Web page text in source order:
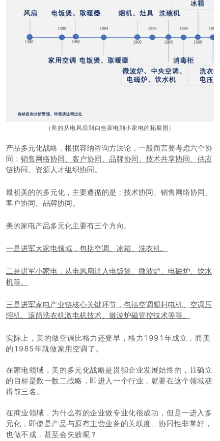
（美的从电风扇到白色家电到小家电的拓展图）
产品多元化战略，根据容纳咨询方法论，一般而言要考虑六个协
同： 销售网络协同、客户协同、品牌协同、技术共享协同、供应
链协同、资源人才组织协同。
最初美的的多元化，主要遵循的是：技术协同、销售网络协同、
客户协同、品牌协同。
美的家电产品多元化主要有三个方向。
一是进军大家电领域，包括空调、冰箱、洗衣机。
二是进军小家电，从电风扇进入电饭煲、微波炉、电磁炉、饮水
机等。
三是进军家电产业链核心关键环节，包括空调塑封电机、空调压
缩机、滚筒洗衣机激电机技术、微波炉磁管控技术等等。
实际上，美的做空调比格力还要早，格力1991年成立，而美
的1985年就做家用空调了。
在家电领域，美的多元化战略是贯彻企业发展始终的，且确立
的目标是数一数二战略，即进入一个行业，就要在这个领域获
得前三名。
在商业领域，为什么有的企业做专业化很成功，但是一进入多
元化，即使是产品与原有主营业务的关联度、协同性非常好，
也做不成，甚至会失败呢？